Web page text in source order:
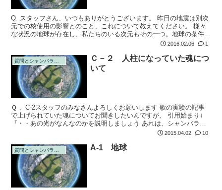
Q. スタッフさん、いつもありがとうございます。 昨日の地震は別次
元での核使用の影響とのこと、これについて教えてください。 様々
な状況の地球が存在し、私たちのいる次元もその一つ。地球の条件基
礎となる幹は同じで、そこから延びる枝がそれぞれの次元なのかな？
2016.02.06 1
質問とシャンバラの回答
Ｃ－２ 人柱になっていた魂につ
いて
Ｑ． C-2スタッフのみなさんよろしくお願いします 歌の実験の記事
で上げられていた魂についてお聞きしたいんですが、 引用始まり↓
『・・あの光がなんなのかを説明しましょう あれは、シャンバラの
地下に生き埋めになった、４万数千人の人々がいて、それが解放され
2015.04.02 10
質問とシャンバラの回答 A-1 地球